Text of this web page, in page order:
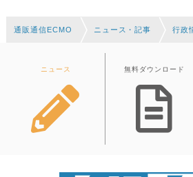
通販通信ECMO ニュース・記事 行政
ニュース 無料ダウンロード